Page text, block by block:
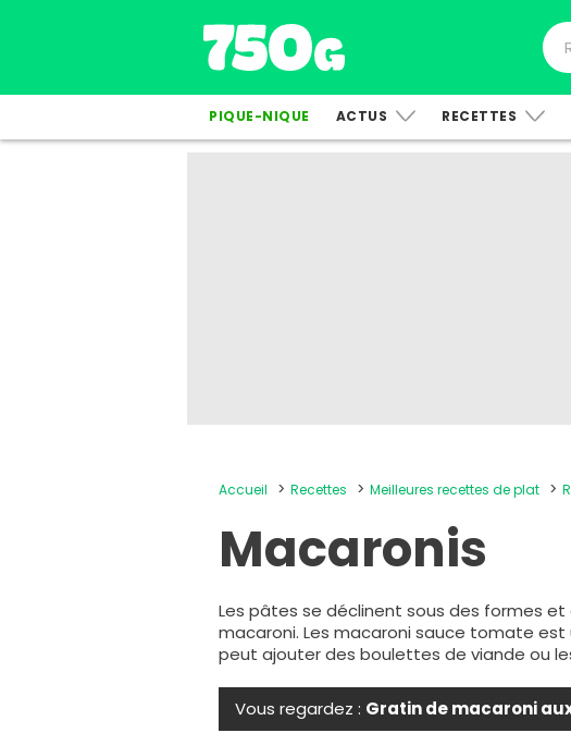
PIQUE-NIQUE ACTUS RECETTES
Accueil Recettes Meilleures recettes de plat
Macaronis
Les pâtes se déclinent sous des formes
macaroni. Les macaroni sauce tomate
peut ajouter des boulettes de viande ou
Vous regardez : Gratin de macaroni